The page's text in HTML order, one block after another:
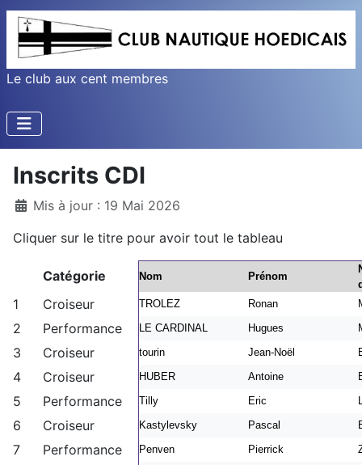
Le club aux cent membres
Inscrits CDI
DétailsMis à jour : 19 Mai 2026
Cliquer sur le titre pour avoir tout le tableau
Catégorie Nom Prénom
1 Croiseur TROLEZ Ronan
2 Performance LE CARDINAL Hugues
3 Croiseur tourin Jean-Noël
4 Croiseur HUBER Antoine
5 Performance Tilly Eric
6 Croiseur Kastylevsky Pascal
7 Performance Penven Pierrick